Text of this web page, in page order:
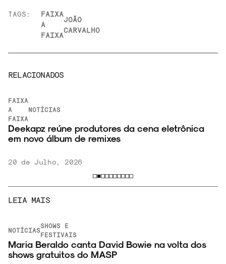
TAGS:
FAIXA
A
FAIXA
JOÃO
CARVALHO
RELACIONADOS
FAIXA
A
FAIXA
NOTÍCIAS
Deekapz reúne produtores da cena eletrônica
em novo álbum de remixes
20 de Julho, 2026
LEIA MAIS
NOTÍCIAS
SHOWS E
FESTIVAIS
Maria Beraldo canta David Bowie na volta dos
shows gratuitos do MASP